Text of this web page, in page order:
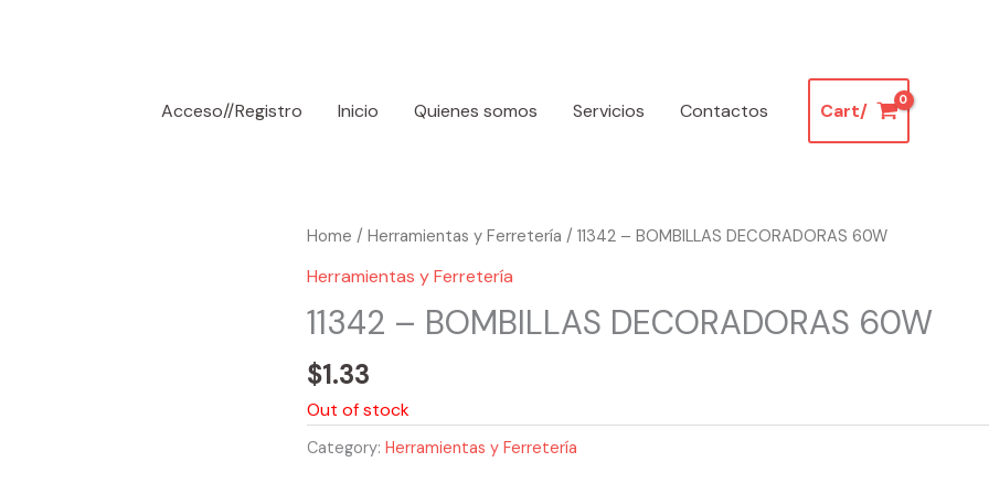
Acceso//Registro
Inicio Quienes somos Servicios Contactos Cart/
Home / Herramientas y Ferretería / 11342 – BOMBILLAS DECORADORAS 60W
Herramientas y Ferretería
11342 – BOMBILLAS DECORADORAS 60W
$1.33
Out of stock
Category: Herramientas y Ferretería